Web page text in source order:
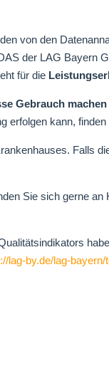
von den
der LAG Bayern
für die
Gebrauch
erfolgen kann, finden
Falls
Sie sich gerne
lag-by.de/lag-bayern/